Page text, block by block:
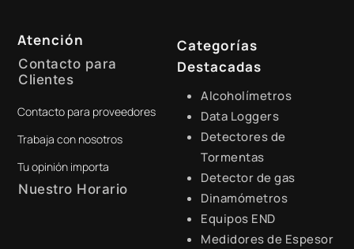
Atención
Contacto para
Clientes
+51 941 525 454
digital@zamtsu.com
Contacto para proveedores
Trabaja con nosotros
Tu opinión importa
Nuestro Horario
Categorías
Destacadas
Alcoholímetros
Data Loggers
Detectores de
Tormentas
Detector de gas
Dinamómetros
Equipos END
Medidores de Espesor